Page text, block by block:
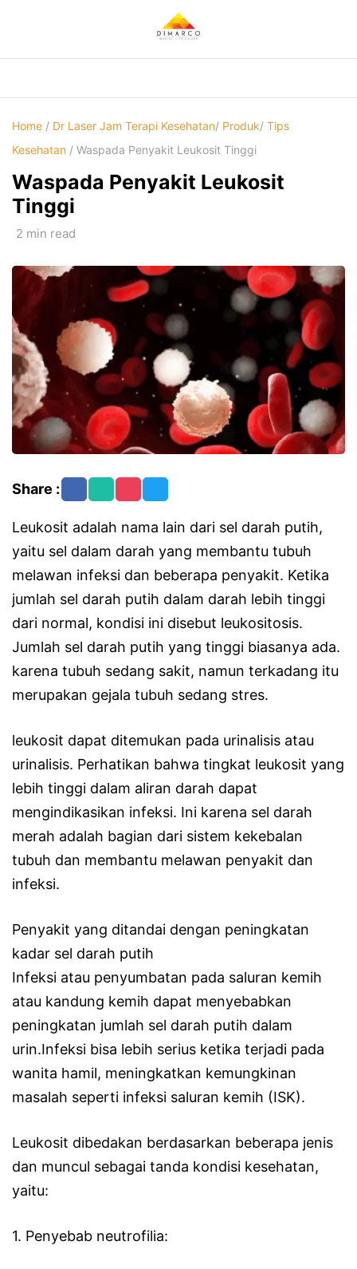
Home / Dr Laser Jam Terapi Kesehatan/ Produk/ Tips
Kesehatan / Waspada Penyakit Leukosit Tinggi
Waspada Penyakit Leukosit
Tinggi
2 min read
Share :
Leukosit adalah nama lain dari sel darah putih,
yaitu sel dalam darah yang membantu tubuh
melawan infeksi dan beberapa penyakit. Ketika
jumlah sel darah putih dalam darah lebih tinggi
dari normal, kondisi ini disebut leukositosis.
Jumlah sel darah putih yang tinggi biasanya ada.
karena tubuh sedang sakit, namun terkadang itu
merupakan gejala tubuh sedang stres.
leukosit dapat ditemukan pada urinalisis atau
urinalisis. Perhatikan bahwa tingkat leukosit yang
lebih tinggi dalam aliran darah dapat
mengindikasikan infeksi. Ini karena sel darah
merah adalah bagian dari sistem kekebalan
tubuh dan membantu melawan penyakit dan
infeksi.
Penyakit yang ditandai dengan peningkatan
kadar sel darah putih
Infeksi atau penyumbatan pada saluran kemih
atau kandung kemih dapat menyebabkan
peningkatan jumlah sel darah putih dalam
urin.Infeksi bisa lebih serius ketika terjadi pada
wanita hamil, meningkatkan kemungkinan
masalah seperti infeksi saluran kemih (ISK).
Leukosit dibedakan berdasarkan beberapa jenis
dan muncul sebagai tanda kondisi kesehatan,
yaitu:
1. Penyebab neutrofilia: